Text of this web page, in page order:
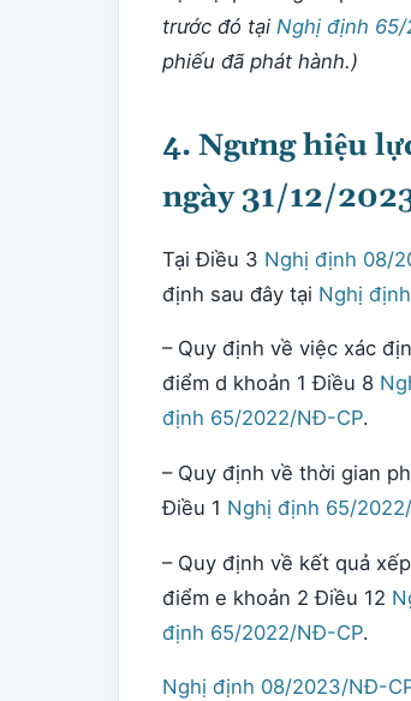
trước đó tại Nghị định
phiếu đã phát hành.)
4. Ngưng hiệu
ngày 31/12/
Tại Điều 3 Nghị định 08/
định sau đây tại Nghị
– Quy định về việc xác
điểm d khoản 1 Điều 8
định 65/2022/NĐ-CP.
– Quy định về thời gian
Điều 1 Nghị định 65/
– Quy định về kết quả
điểm e khoản 2 Điều 12
định 65/2022/NĐ-CP.
Nghị định 08/2023/NĐ-